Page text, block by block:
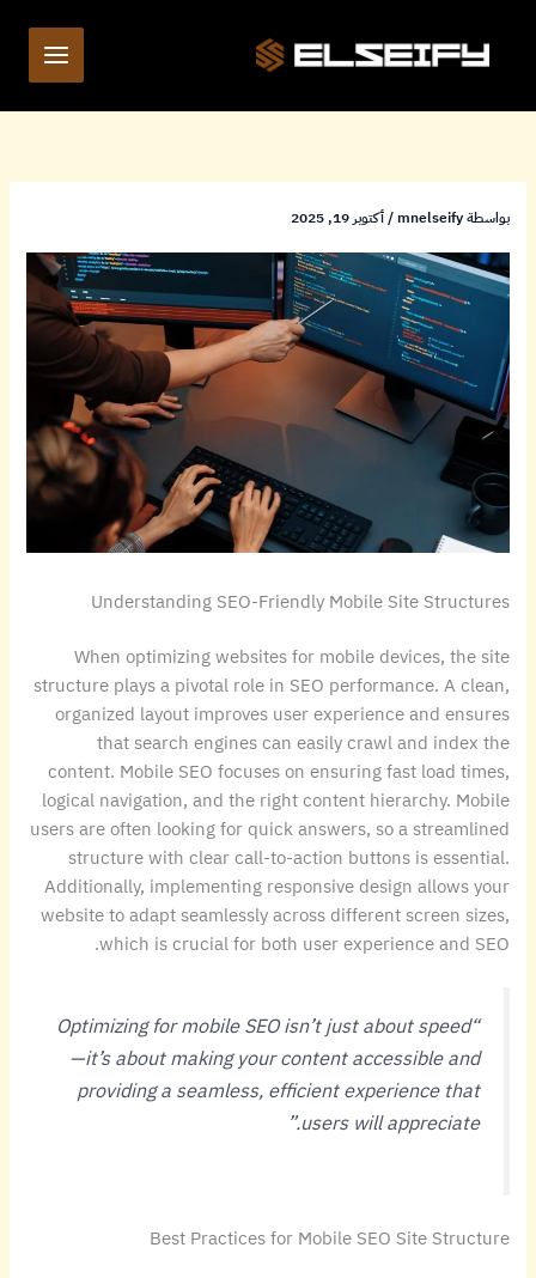
المحتوى
بواسطةmnelseify
/أكتوبر 19, 2025
Understanding SEO-Friendly Mobile Site Structures
When optimizing websites for mobile devices, the site
structure plays a pivotal role in SEO performance. A clean,
organized layout improves user experience and ensures
that search engines can easily crawl and index the
content. Mobile SEO focuses on ensuring fast load times,
logical navigation, and the right content hierarchy. Mobile
users are often looking for quick answers, so a streamlined
structure with clear call-to-action buttons is essential.
Additionally, implementing responsive design allows your
website to adapt seamlessly across different screen sizes,
which is crucial for both user experience and SEO.
“Optimizing for mobile SEO isn’t just about speed
—it’s about making your content accessible and
providing a seamless, efficient experience that
users will appreciate.”
Best Practices for Mobile SEO Site Structure